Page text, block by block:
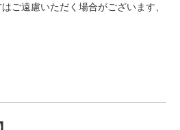
いただく場合がございます、